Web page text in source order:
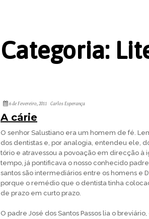
Categoria:
6 de Fevereiro, 2011 Carlos Esperança
A cárie
O senhor Salustiano era um homem de fé.
dos dentistas e, por analogia, entendeu ele,
tório e atravessou a povoação em direcção
tempo, já pontificava o nosso conhecido
santos são intermediários entre os homens e
porque o remédio que o den­tista tinha
de prazo em curto prazo.
O padre José dos Santos Passos lia o